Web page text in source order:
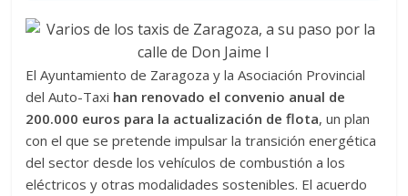
El Ayuntamiento de Zaragoza y la Asociación Provincial
del Auto-Taxi han renovado el convenio anual de
200.000 euros para la actualización de flota, un plan
con el que se pretende impulsar la transición energética
del sector desde los vehículos de combustión a los
eléctricos y otras modalidades sostenibles. El acuerdo